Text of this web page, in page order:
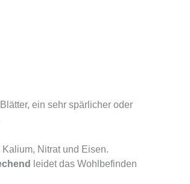
ein sehr spärlicher oder
Nitrat und Eisen.
leidet das Wohlbefinden